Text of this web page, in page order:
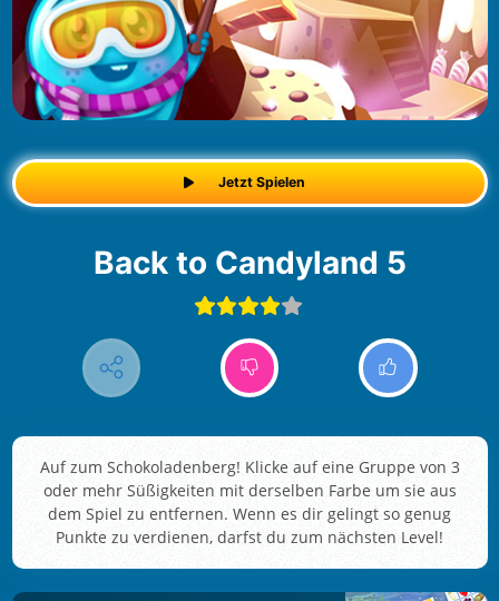
Jetzt Spielen
Back to Candyland 5
Auf zum Schokoladenberg! Klicke auf eine Gruppe von 3
oder mehr Süßigkeiten mit derselben Farbe um sie aus
dem Spiel zu entfernen. Wenn es dir gelingt so genug
Punkte zu verdienen, darfst du zum nächsten Level!